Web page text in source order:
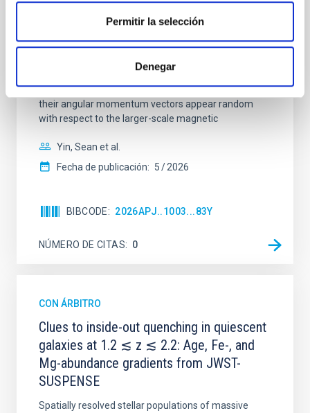
Permitir la selección
Denegar
Core Scales
we expect to see alignments between the magnetic
field orientation of star-forming dense cores and the
cloud-scale magnetic field. A. Pandhi et al. showed
instead, however, that the orientation of cores and
their angular momentum vectors appear random
with respect to the larger-scale magnetic
Yin, Sean et al.
Fecha de publicación: 5 2026
BIBCODE 2026APJ..1003...83Y
NÚMERO DE CITAS 0
CON ÁRBITRO
Clues to inside-out quenching in quiescent
galaxies at 1.2 ≲ z ≲ 2.2: Age, Fe-, and
Mg-abundance gradients from JWST-
SUSPENSE
Spatially resolved stellar populations of massive